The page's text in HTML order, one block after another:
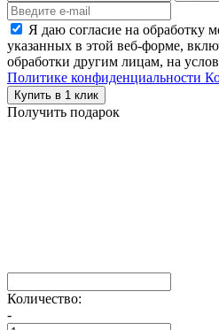
Я даю согласие на обработку
указанных в этой веб-форме,
обработки другим лицам, на
Политике конфиденциальности
Купить в 1 клик
Получить подарок
Количество:
-